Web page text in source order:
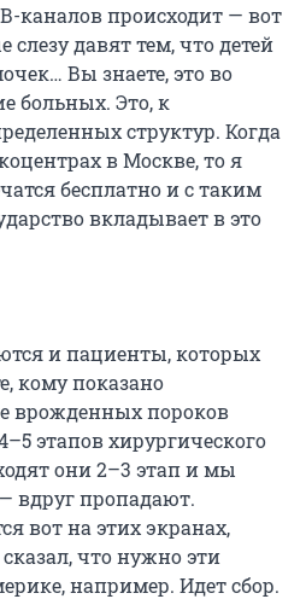
каналов происходит — вот
слезу давят тем, что детей
Вы знаете, это во
больных. Это, к
структур. Когда
в Москве, то я
бесплатно и с таким
вкладывает в это
и пациенты, которых
кому показано
врожденных пороков
этапов хирургического
они 2–3 этап и мы
вдруг пропадают.
вот на этих экранах,
что нужно эти
например. Идет сбор.